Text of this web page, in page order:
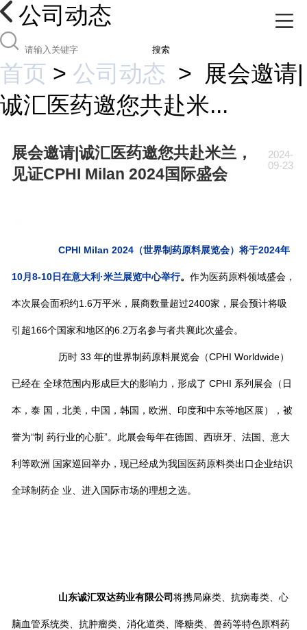
公司动态
搜索
首页 > 公司动态 >
展会邀请|
诚汇医药邀您共赴米...
展会邀请|诚汇医药邀您共赴米兰，
见证CPHI Milan 2024国际盛会
2024-
09-23
CPHI Milan 2024（世界制药原料展览会）将于2024年
10月8-10日在意大利·米兰展览中心举行。 作为医药原料领域盛会，
本次展会面积约1.6万平米，展商数量超过2400家，展会预计将吸
引超166个国家和地区的6.2万名参与者共襄此次盛会。
历时 33 年的世界制药原料展览会（CPHI Worldwide）
已经在 全球范围内形成巨大的影响力，形成了 CPHI 系列展会（日
本，泰 国，北美，中国，韩国，欧洲、印度和中东等地区展），被
誉为“制 药行业的心脏”。此展会每年在德国、西班牙、法国、意大
利等欧洲 国家巡回举办，现已经成为我国医药原料类出口企业结识
全球制药企 业、进入国际市场的理想之选。
山东诚汇双达药业有限公司将携局麻类、抗病毒类、心
脑血管系统类、抗肿瘤类、消化道类、降糖类、兽药等特色原料药